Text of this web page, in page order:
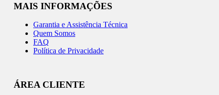
MAIS INFORMAÇÕES
Garantia e Assistência Técnica
Quem Somos
FAQ
Política de Privacidade
ÁREA CLIENTE